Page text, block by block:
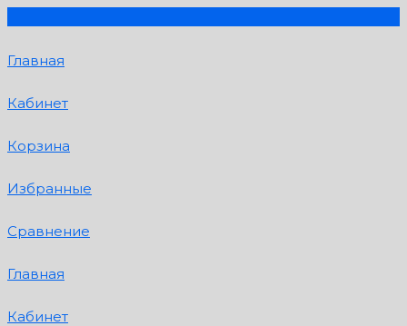
Главная
Кабинет
Корзина
Избранные
Сравнение
Главная
Кабинет